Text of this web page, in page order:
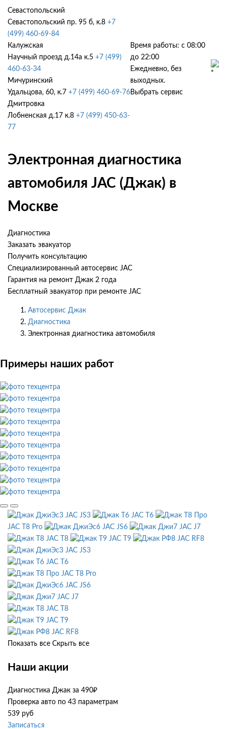
Севастопольский
Севастопольский пр. 95 б, к.8 +7
(499) 460-69-84
Калужская
Научный проезд д.14а к.5 +7 (499)
460-63-34
Мичуринский
Удальцова, 60, к.7 +7 (499) 460-69-76
Дмитровка
Лобненская д.17 к.8 +7 (499) 450-63-
77
Время работы: с 08:00
до 22:00
Ежедневно, без
выходных.
Выбрать сервис
Электронная диагностика
автомобиля JAC (Джак) в
Москве
Диагностика
Заказать эвакуатор
Получить консультацию
Специализированный автосервис JAC
Гарантия на ремонт Джак 2 года
Бесплатный эвакуатор при ремонте JAC
Автосервис Джак
Диагностика
Электронная диагностика автомобиля
Примеры наших работ
JAC JS3
JAC T6
JAC T8 Pro
JAC JS6
JAC J7
JAC T8
JAC T9
JAC RF8
JAC JS3
JAC T6
JAC T8 Pro
JAC JS6
JAC J7
JAC T8
JAC T9
JAC RF8
Показать все Скрыть все
Наши акции
Диагностика Джак за 490₽
Проверка авто по 43 параметрам
539 руб
Записаться